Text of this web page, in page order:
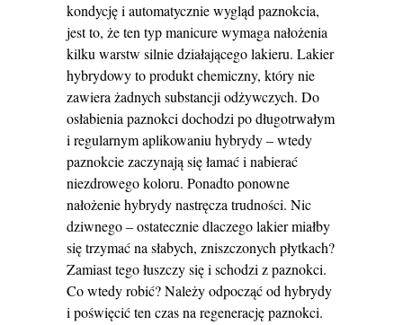
kondycję i automatycznie wygląd paznokcia,
jest to, że ten typ manicure wymaga nałożenia
kilku warstw silnie działającego lakieru. Lakier
hybrydowy to produkt chemiczny, który nie
zawiera żadnych substancji odżywczych. Do
osłabienia paznokci dochodzi po długotrwałym
i regularnym aplikowaniu hybrydy ‒ wtedy
paznokcie zaczynają się łamać i nabierać
niezdrowego koloru. Ponadto ponowne
nałożenie hybrydy nastręcza trudności. Nic
dziwnego ‒ ostatecznie dlaczego lakier miałby
się trzymać na słabych, zniszczonych płytkach?
Zamiast tego łuszczy się i schodzi z paznokci.
Co wtedy robić? Należy odpocząć od hybrydy
i poświęcić ten czas na regenerację paznokci.